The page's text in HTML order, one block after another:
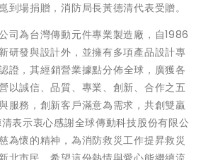
到場捐贈，消防局長黃德清代表受贈。
司為台灣傳動元件專業製造廠，自1986
研發與設計外，並擁有多項產品設計專
證，其經銷營業據點分佈全球，廣獲各
以誠信、品質、專業、創新、合作之五
服務，創新客戶滿意為需求，共創雙贏
表示衷心感謝全球傳動科技股份有限公
為懷的精神，為消防救災工作提昇救災